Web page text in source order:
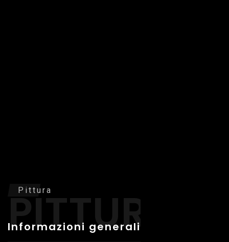
PITTURA
Pittura
Informazioni generali